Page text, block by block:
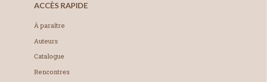
ACCÈS RAPIDE
À paraître
Auteurs
Catalogue
Rencontres